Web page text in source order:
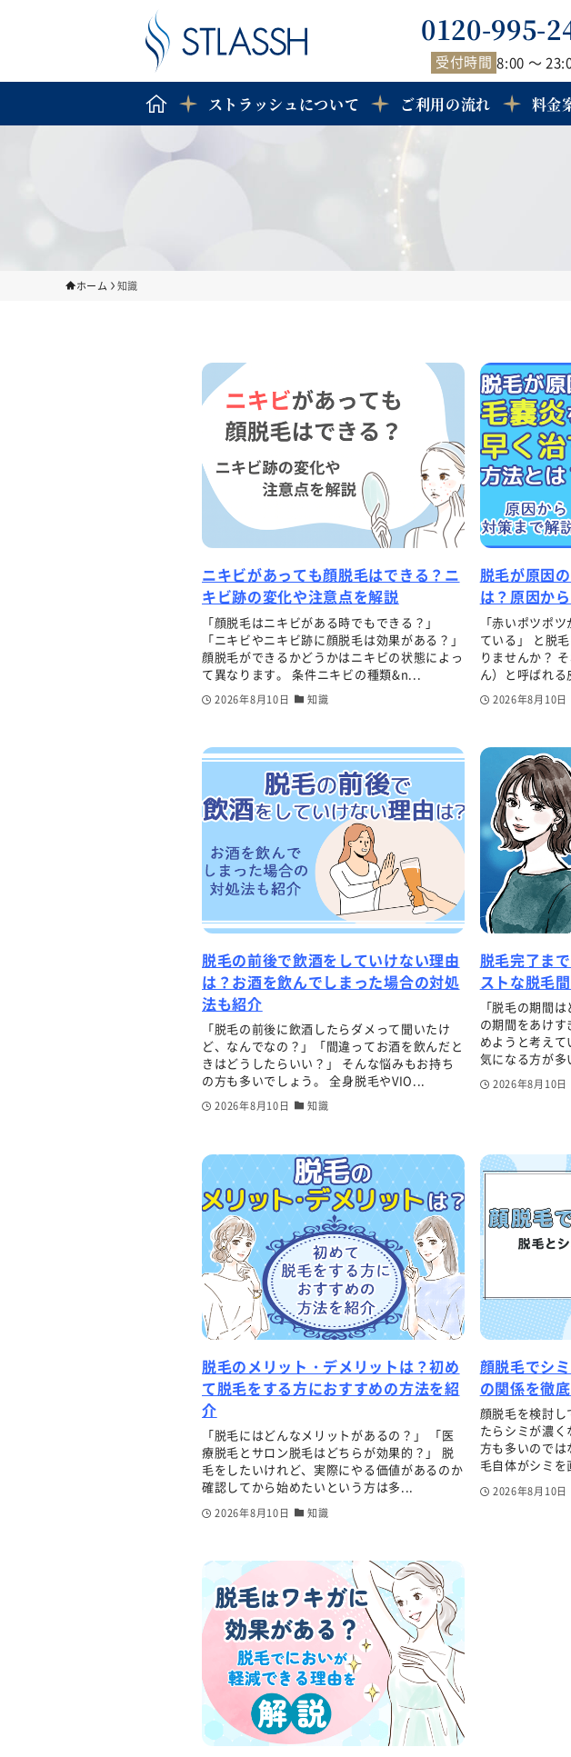
0120-995-
受付時間 8:00 ～
ストラッシュについて ご利用の流れ 料金
ホーム 知識
ニキビがあっても顔脱毛はできる？ニ
キビ跡の変化や注意点を解説
「顔脱毛はニキビがある時でもできる？」
「ニキビやニキビ跡に顔脱毛は効果がある？」
顔脱毛ができるかどうかはニキビの状態によっ
て異なります。 条件ニキビの種類&n...
2026年8月10日 知識
脱毛が原因
は？原因か
「赤いポツポ
ている」 と脱
りませんか？
ん）と呼ばれる
2026年8月10日
脱毛の前後で飲酒をしていけない理由
は？お酒を飲んでしまった場合の対処
法も紹介
「脱毛の前後に飲酒したらダメって聞いたけ
ど、なんでなの？」「間違ってお酒を飲んだと
きはどうしたらいい？」 そんな悩みもお持ち
の方も多いでしょう。 全身脱毛やVIO...
2026年8月10日 知識
脱毛完了ま
ストな脱毛
「脱毛の期間
の期間をあけ
めようと考え
気になる方が
2026年8月10日
脱毛のメリット・デメリットは？初め
て脱毛をする方におすすめの方法を紹
介
「脱毛にはどんなメリットがあるの？」 「医
療脱毛とサロン脱毛はどちらが効果的？」 脱
毛をしたいけれど、実際にやる価値があるのか
確認してから始めたいという方は多...
2026年8月10日 知識
顔脱毛でシ
の関係を徹
顔脱毛を検討
たらシミが濃
方も多いので
毛自体がシミ
2026年8月10日